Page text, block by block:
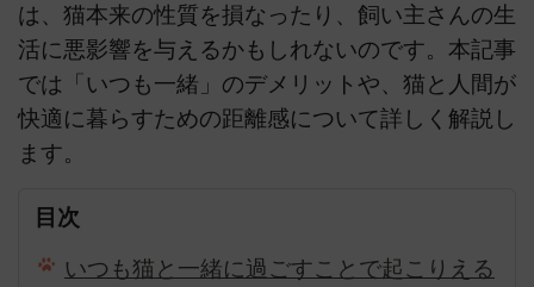
は、猫本来の性質を損なったり、飼い主さんの生
活に悪影響を与えるかもしれないのです。本記事
では「いつも一緒」のデメリットや、猫と人間が
快適に暮らすための距離感について詳しく解説し
ます。
目次
いつも猫と一緒に過ごすことで起こりえる